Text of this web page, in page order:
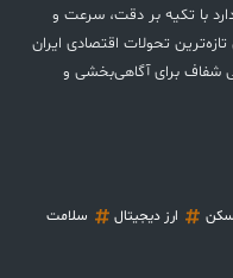
با تکیه بر دقت، سرعت و
تحولات اقتصادی ایران
شفاف برای آگاهی‌بخشی و
ارز دیجیتال
سلامت